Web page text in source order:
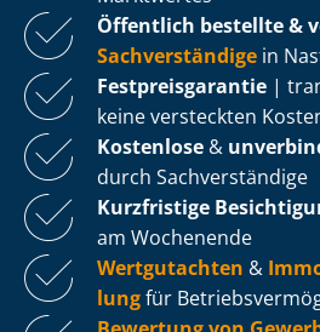
Öffentlich bestellte &
Sachverständige in
Fest­preis­ga­ran­tie |
keine versteckten
Kostenlose &
durch Sachverständige
Kurzfristige
am Wochenende
Wertgutachten &
lungfür